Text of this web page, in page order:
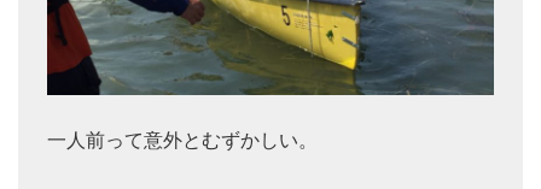
一人前って意外とむずかしい。